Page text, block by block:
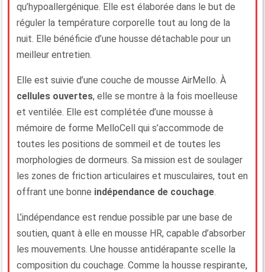
qu’hypoallergénique. Elle est élaborée dans le but de
réguler la température corporelle tout au long de la
nuit. Elle bénéficie d’une housse détachable pour un
meilleur entretien.
Elle est suivie d’une couche de mousse AirMello. À
cellules ouvertes, elle se montre à la fois moelleuse
et ventilée. Elle est complétée d’une mousse à
mémoire de forme MelloCell qui s’accommode de
toutes les positions de sommeil et de toutes les
morphologies de dormeurs. Sa mission est de soulager
les zones de friction articulaires et musculaires, tout en
offrant une bonne indépendance de couchage.
L’indépendance est rendue possible par une base de
soutien, quant à elle en mousse HR, capable d’absorber
les mouvements. Une housse antidérapante scelle la
composition du couchage. Comme la housse respirante,